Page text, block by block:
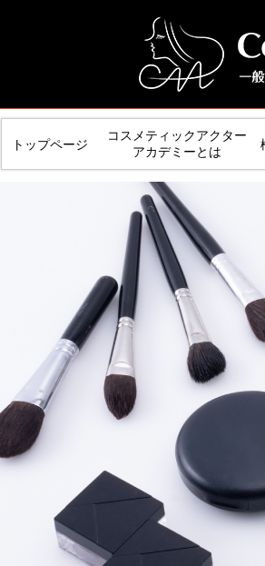
トップページ
コスメティックアクター
アカデミーとは